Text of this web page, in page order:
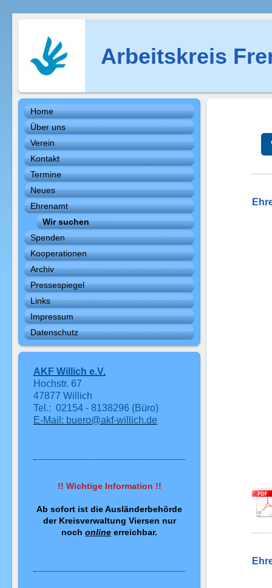
Arbeitskreis
Home
Über uns
Verein
Kontakt
Termine
Neues
Ehrenamt
Wir suchen
Spenden
Kooperationen
Archiv
Pressespiegel
Links
Impressum
Datenschutz
AKF Willich e.V.
Hochstr. 67
47877 Willich
Tel.: 02154 - 8138296 (Büro)
E-Mail: buero@akf-willich.de
!! Wichtige Information !!
Ab sofort ist die Ausländerbehörde
der Kreisverwaltung Viersen nur
noch online erreichbar.